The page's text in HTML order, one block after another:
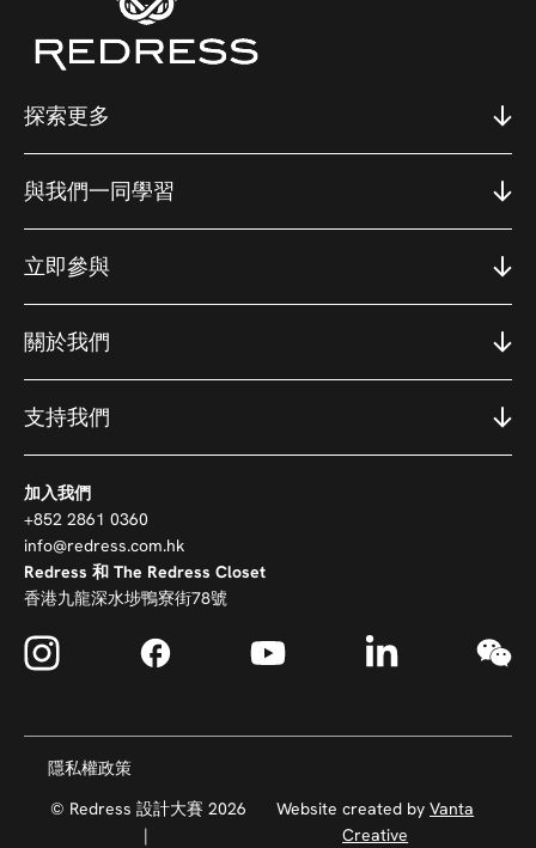
探索更多
與我們一同學習
立即參與
關於我們
支持我們
加入我們
+852 2861 0360
info@redress.com.hk
Redress 和 The Redress Closet
香港九龍深水埗鴨寮街78號
隱私權政策
© Redress 設計大賽 2026
|
Website created byVanta
Creative